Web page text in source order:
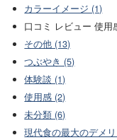
カラーイメージ (1)
口コミ レビュー 使用
その他 (13)
つぶやき (5)
体験談 (1)
使用感 (2)
未分類 (6)
現代食の最大のデメ